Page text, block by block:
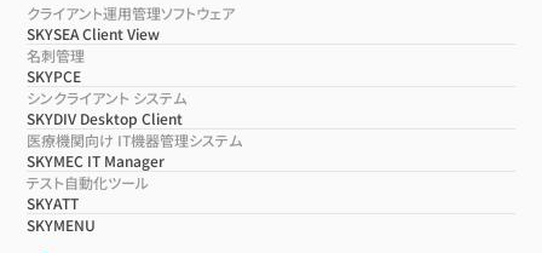
クライアント運用管理ソフトウェア
SKYSEA Client View
名刺管理
SKYPCE
シンクライアント システム
SKYDIV Desktop Client
医療機関向け IT機器管理システム
SKYMEC IT Manager
テスト自動化ツール
SKYATT
SKYMENU